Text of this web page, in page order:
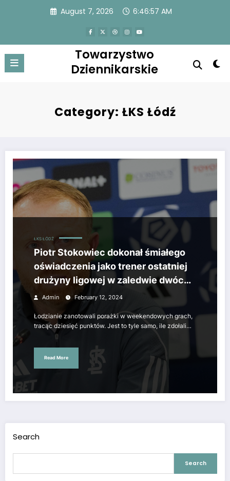
August 7, 2026 6:46:58 AM
Towarzystwo
Dziennikarskie
Category: ŁKS Łódź
Piotr Stokowiec dokonał śmiałego oświadczenia jako trener
ŁKS ŁÓDŹ
Piotr Stokowiec dokonał śmiałego
oświadczenia jako trener ostatniej
drużyny ligowej w zaledwie dwóch
słowach.
Admin February 12, 2024
Łodzianie zanotowali porażki w weekendowych grach,
tracąc dziesięć punktów. Jest to tyle samo, ile zdołali…
Read More
Search
Search